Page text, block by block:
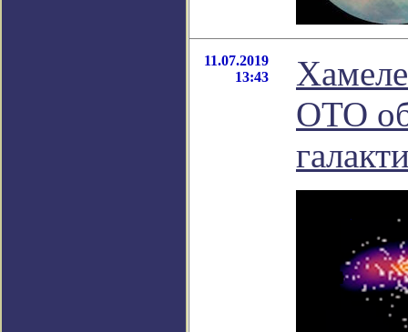
11.07.2019
13:43
ОТО